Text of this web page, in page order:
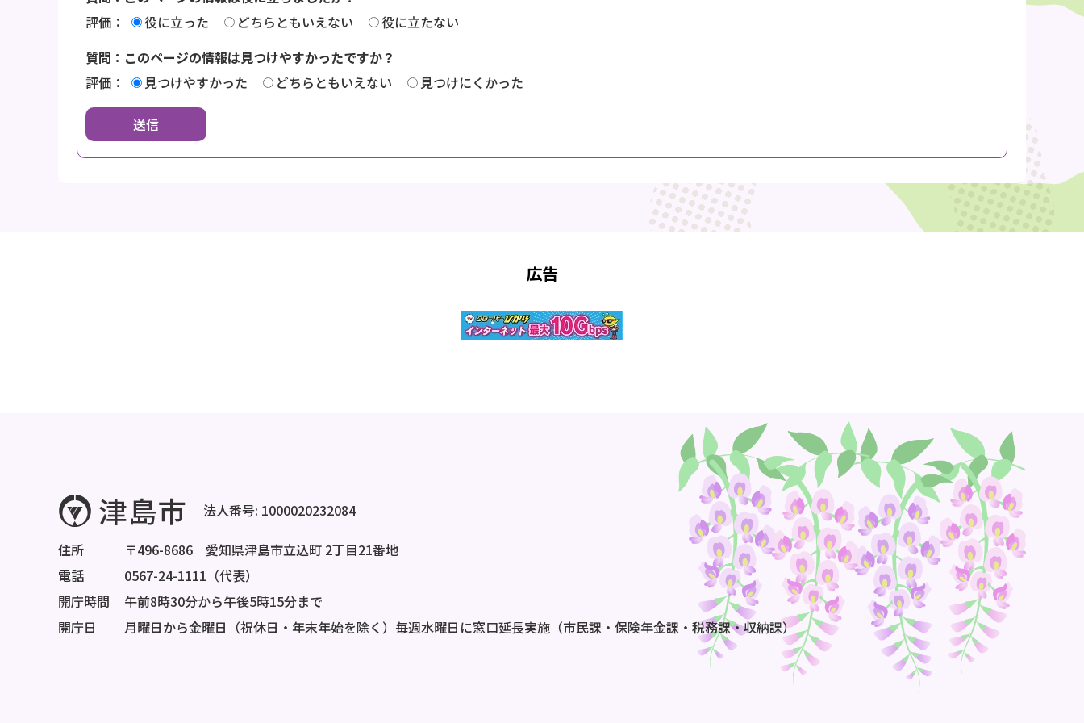
評価：
役に立った どちらともいえない
役に立たない
質問：このページの情報は見つけやすかったですか？
評価：
見つけやすかった どちらともいえない 見つけにくかった
広告
法人番号: 1000020232084
住所
〒496-8686 愛知県津島市立込町 2丁目21番地
電話
0567-24-1111（代表）
開庁時間
午前8時30分から午後5時15分まで
開庁日
月曜日から金曜日（祝休日・年末年始を除く）毎週水曜日に窓口延長実施（市民課・保険年金課・税務課・収納課）